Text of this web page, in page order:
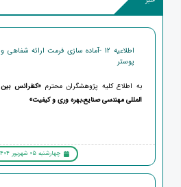
اطلاعیه 12 -آماده سازی فرمت ارائه شفاهی و
پوستر
به اطلاع کلیه پژوهشگران محترم «کنفرانس بین
المللی مهندسی صنایع،بهره وری و کیفیت»
چهارشنبه 05 شهریور 1404 (11 ماه قبل )